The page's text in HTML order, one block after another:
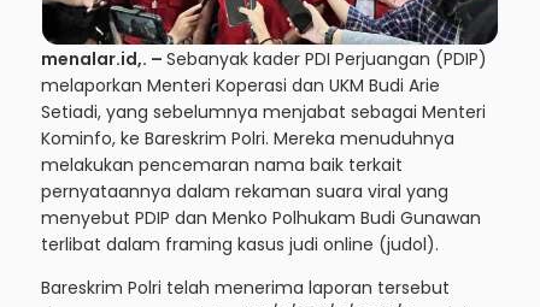
menalar.id,. – Sebanyak kader PDI Perjuangan (PDIP)
melaporkan Menteri Koperasi dan UKM Budi Arie
Setiadi, yang sebelumnya menjabat sebagai Menteri
Kominfo, ke Bareskrim Polri. Mereka menuduhnya
melakukan pencemaran nama baik terkait
pernyataannya dalam rekaman suara viral yang
menyebut PDIP dan Menko Polhukam Budi Gunawan
terlibat dalam framing kasus judi online (judol).
Bareskrim Polri telah menerima laporan tersebut